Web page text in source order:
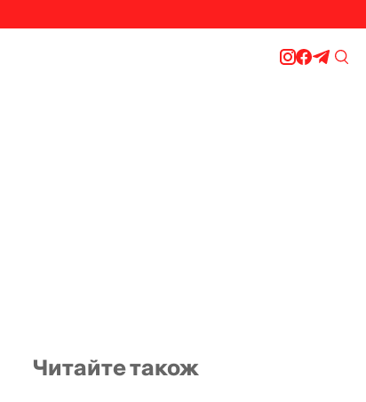
Читайте також